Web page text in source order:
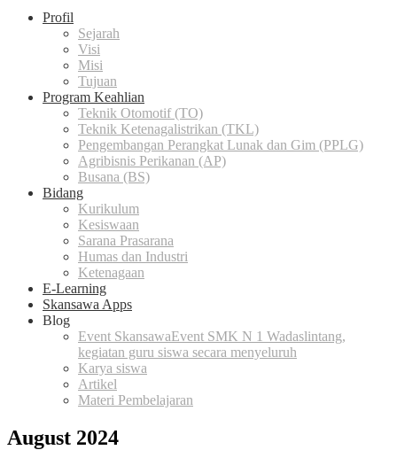
Profil
Sejarah
Visi
Misi
Tujuan
Program Keahlian
Teknik Otomotif (TO)
Teknik Ketenagalistrikan (TKL)
Pengembangan Perangkat Lunak dan Gim (PPLG)
Agribisnis Perikanan (AP)
Busana (BS)
Bidang
Kurikulum
Kesiswaan
Sarana Prasarana
Humas dan Industri
Ketenagaan
E-Learning
Skansawa Apps
Blog
Event SkansawaEvent SMK N 1 Wadaslintang,
kegiatan guru siswa secara menyeluruh
Karya siswa
Artikel
Materi Pembelajaran
August 2024